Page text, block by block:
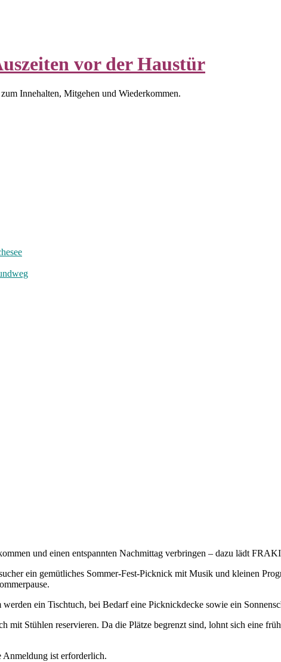
vor der Haustür
Innehalten, Mitgehen und Wiederkommen.
und einen entspannten Nachmittag verbringen – dazu lädt
ein gemütliches Sommer-Fest-Picknick mit Musik und kleinen
ein Tischtuch, bei Bedarf eine Picknickdecke sowie ein
mit Stühlen reservieren. Da die Plätze begrenzt sind, lohnt sich eine
Anmeldung ist erforderlich.